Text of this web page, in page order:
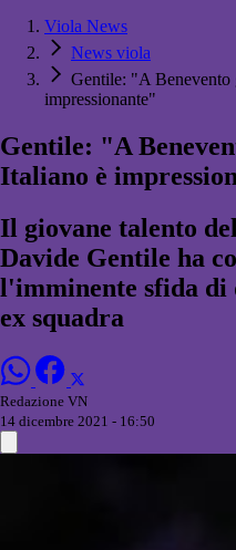
Viola News
News viola
Gentile: "A
impressionante"
Gentile: "A
Italiano è
Il giovane talento
Davide Gentile ha
l'imminente sfida di
ex squadra
Redazione VN
14 dicembre 2021 - 16:50